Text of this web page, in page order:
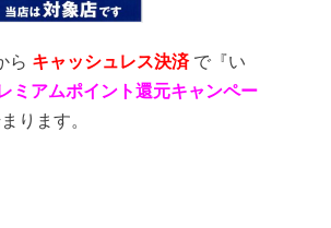
ら キャッシュレス決済 で『い
ミアムポイント還元キャンペー
ります。